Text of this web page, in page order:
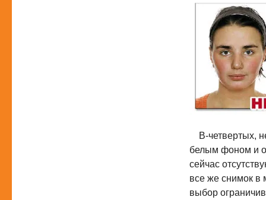
В-четвертых,
белым фоном и
сейчас
все же снимок в
выбор